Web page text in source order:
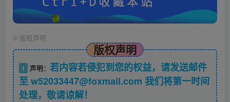
© 版权声明
版权声明
1 声明： 若内容若侵犯到您的权益，请发送邮件
至 w52033447@foxmail.com 我们将第一时间
处理，敬请谅解！